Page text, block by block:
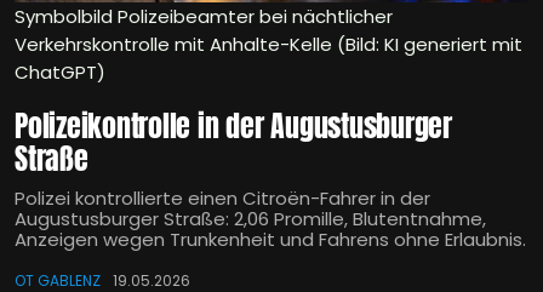
Symbolbild Polizeibeamter bei nächtlicher
Verkehrskontrolle mit Anhalte-Kelle (Bild: KI generiert mit
ChatGPT)
Polizeikontrolle in der Augustusburger
Straße
Polizei kontrollierte einen Citroën-Fahrer in der
Augustusburger Straße: 2,06 Promille, Blutentnahme,
Anzeigen wegen Trunkenheit und Fahrens ohne Erlaubnis.
OT GABLENZ 19.05.2026